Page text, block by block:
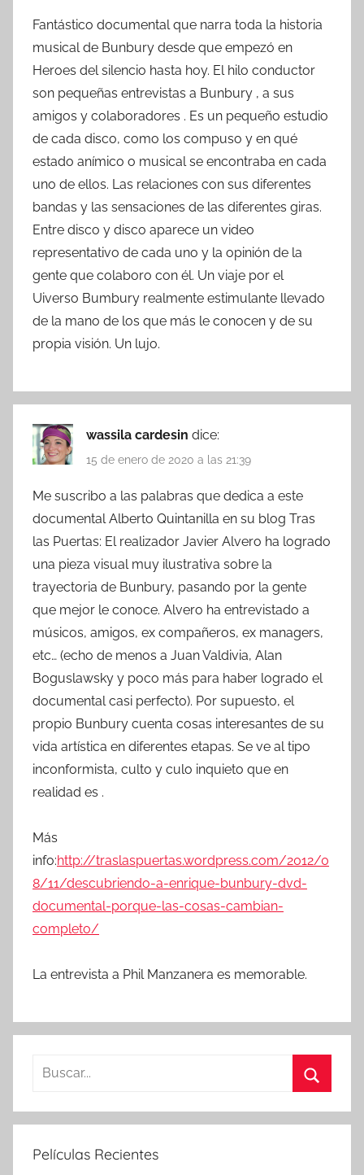
Fantástico documental que narra toda la historia
musical de Bunbury desde que empezó en
Heroes del silencio hasta hoy. El hilo conductor
son pequeñas entrevistas a Bunbury , a sus
amigos y colaboradores . Es un pequeño estudio
de cada disco, como los compuso y en qué
estado anímico o musical se encontraba en cada
uno de ellos. Las relaciones con sus diferentes
bandas y las sensaciones de las diferentes giras.
Entre disco y disco aparece un video
representativo de cada uno y la opinión de la
gente que colaboro con él. Un viaje por el
Uiverso Bumbury realmente estimulante llevado
de la mano de los que más le conocen y de su
propia visión. Un lujo.
wassila cardesin dice:
15 de enero de 2020 a las 21:39
Me suscribo a las palabras que dedica a este
documental Alberto Quintanilla en su blog Tras
las Puertas: El realizador Javier Alvero ha logrado
una pieza visual muy ilustrativa sobre la
trayectoria de Bunbury, pasando por la gente
que mejor le conoce. Alvero ha entrevistado a
músicos, amigos, ex compañeros, ex managers,
etc… (echo de menos a Juan Valdivia, Alan
Boguslawsky y poco más para haber logrado el
documental casi perfecto). Por supuesto, el
propio Bunbury cuenta cosas interesantes de su
vida artística en diferentes etapas. Se ve al tipo
inconformista, culto y culo inquieto que en
realidad es .
Más
info:http://traslaspuertas.wordpress.com/2012/0
8/11/descubriendo-a-enrique-bunbury-dvd-
documental-porque-las-cosas-cambian-
completo/
La entrevista a Phil Manzanera es memorable.
s
a
u
Películas Recientes